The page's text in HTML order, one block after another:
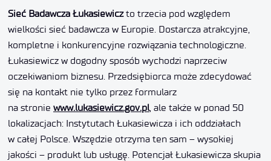
Sieć Badawcza Łukasiewiczto trzecia pod względem
wielkości sieć badawcza w Europie. Dostarcza atrakcyjne,
kompletne i konkurencyjne rozwiązania technologiczne.
Łukasiewicz w dogodny sposób wychodzi naprzeciw
oczekiwaniom biznesu. Przedsiębiorca może zdecydować
się na kontakt nie tylko przez formularz
na stronie www.lukasiewicz.gov.pl, ale także w ponad 50
lokalizacjach: Instytutach Łukasiewicza i ich oddziałach
w całej Polsce. Wszędzie otrzyma ten sam – wysokiej
jakości – produkt lub usługę. Potencjał Łukasiewicza skupia